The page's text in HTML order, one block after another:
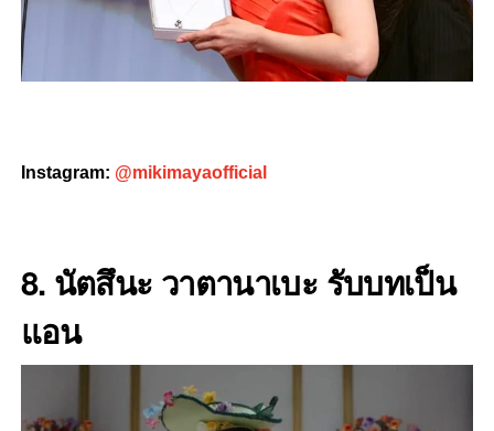
Instagram: @mikimayaofficial
8. นัตสึนะ วาตานาเบะ รับบทเป็น
แอน